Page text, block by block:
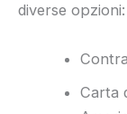
diverse opzioni:
Carta